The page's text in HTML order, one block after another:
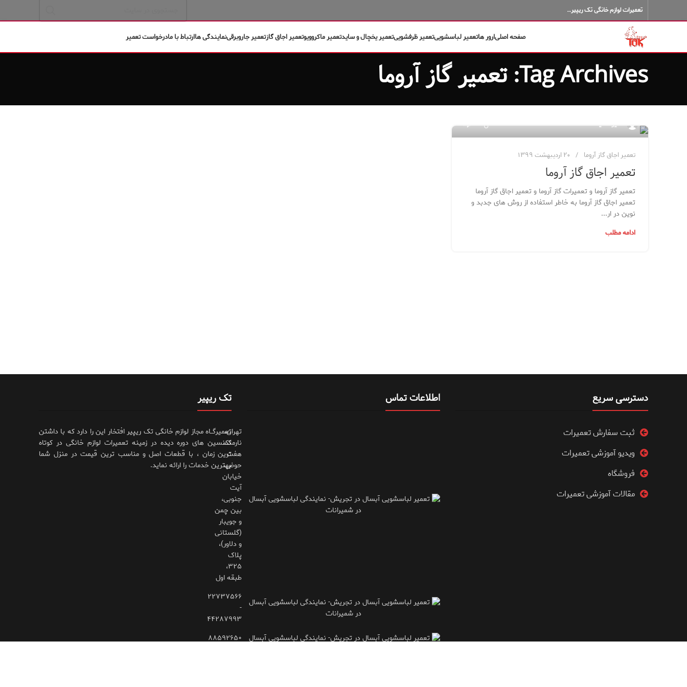
تعمیرات لوازم خانگی تک ریپیر…
صفحه اصلیارور هاتعمیر لباسشوییتعمیر ظرفشوییتعمیر یخچال و سایدتعمیر ماکروویوتعمیر اجاق گازتعمیر جاروبرقینمایندگی هاارتباط با مادرخواست تعمیر
Tag Archives: تعمیر گاز آروما
مدیر سایت
تعمیر اجاق گاز آروما ۲۰ اردیبهشت ۱۳۹۹
تعمیر اجاق گاز آروما
تعمیر گاز آروما و تعمیرات گاز آروما و تعمیر اجاق گاز آروما
تعمیر اجاق گاز آروما به خاطر استفاده از روش های جدبد و
نوین در ار...
ادامه مطلب
تک ریپیر
تعمیرگــاه مجاز لوازم خانگی تک ریپیر افتخار این را دارد که با داشتن
تکنسین های دوره دیده در زمینه تعمیرات لوازم خانگی در کوتاه
ترین زمان ، با قطعات اصل و مناسب ترین قیمت در منزل شما
بهترین خدمات را ارائه نماید.
اطلاعات تماس
تهران،
نارمک،
هفت
حوض،
خیابان
آیت
جنوبی،
بین چمن
و جویبار
(گلستانی
و دلاور)،
پلاک
۳۲۵،
طبقه اول
۲۲۷۳۷۵۶۶
-
۴۴۲۸۷۹۹۳
۸۸۵۹۲۶۵۰
دسترسی سریع
ثبت سفارش تعمیرات
ویدیو آموزشی تعمیرات
فروشگاه
مقالات آموزشی تعمیرات